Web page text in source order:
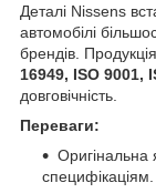
Деталі Nissens
автомобілі
брендів.
16949, ISO 9001,
довговічність.
Переваги:
Оригінальна
специфікаціям.